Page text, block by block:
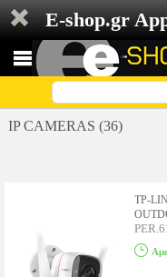
E-shop.gr
IP CAMERAS (36)
TP-